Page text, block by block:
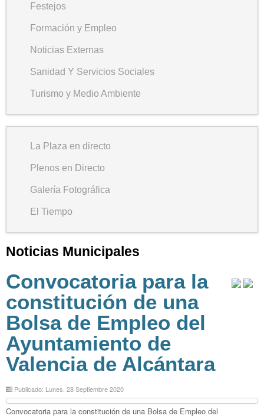
Festejos
Formación y Empleo
Noticias Externas
Sanidad Y Servicios Sociales
Turismo y Medio Ambiente
La Plaza en directo
Plenos en Directo
Galería Fotográfica
El Tiempo
Noticias Municipales
Convocatoria para la
constitución de una
Bolsa de Empleo del
Ayuntamiento de
Valencia de Alcántara
Publicado: Lunes, 28 Septiembre 2020
Convocatoria para la constitución de una Bolsa de Empleo del